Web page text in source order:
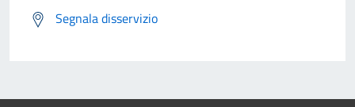
Segnala disservizio